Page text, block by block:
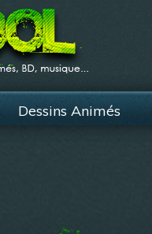
Dessins Animés